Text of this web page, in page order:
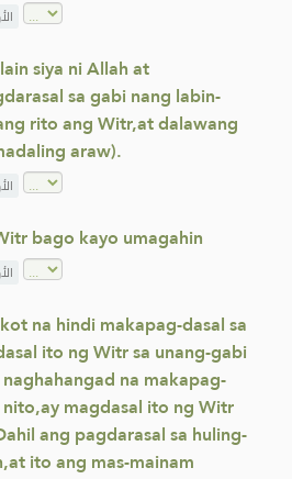
siya ni Allah at
sa gabi nang labin-
rito ang Witr,at dalawang
araw).
bago kayo umagahin
na hindi makapag-dasal sa
ito ng Witr sa unang-gabi
na makapag-
magdasal ito ng Witr
ang pagdarasal sa huling-
ito ang mas-mainam